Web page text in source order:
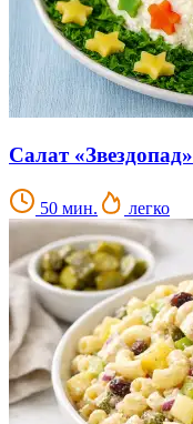
Салат «Звездопад»
50 мин. легко